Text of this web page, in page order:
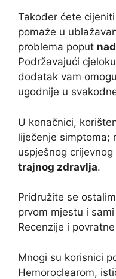
Također ćete
pomaže u
problema poput
Podržavajući
dodatak vam
ugodnije u
U konačnici,
liječenje simptoma;
uspješnog
trajnog zdravlja.
Pridružite se
prvom mjestu i
Recenzije i
Mnogi su korisnici
Hemoroclearom,